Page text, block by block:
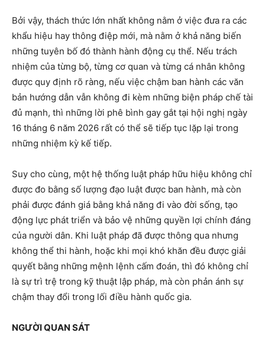
Bởi vậy, thách thức lớn nhất không nằm ở việc đưa ra các
khẩu hiệu hay thông điệp mới, mà nằm ở khả năng biến
những tuyên bố đó thành hành động cụ thể. Nếu trách
nhiệm của từng bộ, từng cơ quan và từng cá nhân không
được quy định rõ ràng, nếu việc chậm ban hành các văn
bản hướng dẫn vẫn không đi kèm những biện pháp chế tài
đủ mạnh, thì những lời phê bình gay gắt tại hội nghị ngày
16 tháng 6 năm 2026 rất có thể sẽ tiếp tục lặp lại trong
những nhiệm kỳ kế tiếp.
Suy cho cùng, một hệ thống luật pháp hữu hiệu không chỉ
được đo bằng số lượng đạo luật được ban hành, mà còn
phải được đánh giá bằng khả năng đi vào đời sống, tạo
động lực phát triển và bảo vệ những quyền lợi chính đáng
của người dân. Khi luật pháp đã được thông qua nhưng
không thể thi hành, hoặc khi mọi khó khăn đều được giải
quyết bằng những mệnh lệnh cấm đoán, thì đó không chỉ
là sự trì trệ trong kỹ thuật lập pháp, mà còn phản ánh sự
chậm thay đổi trong lối điều hành quốc gia.
NGƯỜI QUAN SÁT